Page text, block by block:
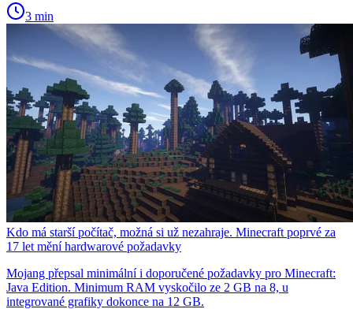
3 min
Kdo má starší počítač, možná si už nezahraje. Minecraft poprvé za
17 let mění hardwarové požadavky
Mojang přepsal minimální i doporučené požadavky pro Minecraft:
Java Edition. Minimum RAM vyskočilo ze 2 GB na 8, u
integrované grafiky dokonce na 12 GB.